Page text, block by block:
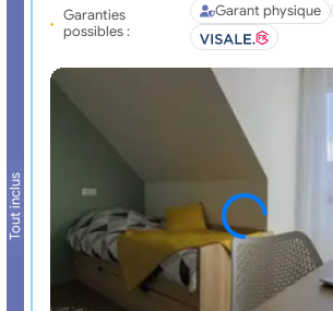
Tout inclus
Garanties
possibles :
Garant physique